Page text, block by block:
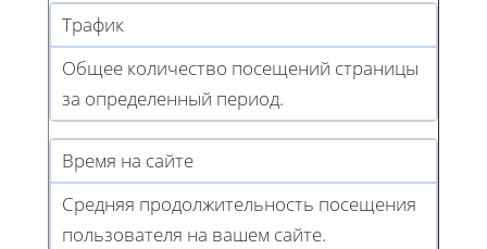
Трафик
Общее количество посещений страницы
за определенный период.
Время на сайте
Средняя продолжительность посещения
пользователя на вашем сайте.